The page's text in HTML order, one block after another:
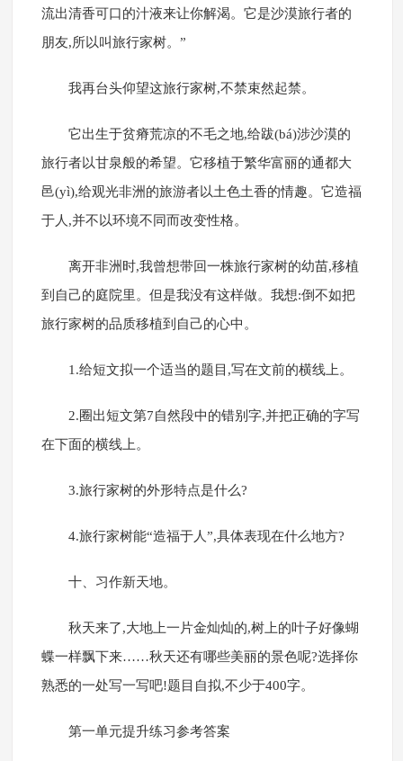
流出清香可口的汁液来让你解渴。它是沙漠旅行者的
朋友,所以叫旅行家树。”
我再台头仰望这旅行家树,不禁束然起禁。
它出生于贫瘠荒凉的不毛之地,给跋(bá)涉沙漠的
旅行者以甘泉般的希望。它移植于繁华富丽的通都大
邑(yì),给观光非洲的旅游者以土色土香的情趣。它造福
于人,并不以环境不同而改变性格。
离开非洲时,我曾想带回一株旅行家树的幼苗,移植
到自己的庭院里。但是我没有这样做。我想:倒不如把
旅行家树的品质移植到自己的心中。
1.给短文拟一个适当的题目,写在文前的横线上。
2.圈出短文第7自然段中的错别字,并把正确的字写
在下面的横线上。
3.旅行家树的外形特点是什么?
4.旅行家树能“造福于人”,具体表现在什么地方?
十、习作新天地。
秋天来了,大地上一片金灿灿的,树上的叶子好像蝴
蝶一样飘下来……秋天还有哪些美丽的景色呢?选择你
熟悉的一处写一写吧!题目自拟,不少于400字。
第一单元提升练习参考答案